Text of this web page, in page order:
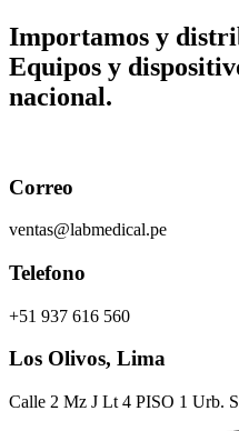
Ir
al
contenido
Importamos y
Equipos y
nacional.
Correo
ventas@labmedical.pe
Telefono
+51 937 616 560
Los Olivos, Lima
Calle 2 Mz J Lt 4 PISO 1 Urb.